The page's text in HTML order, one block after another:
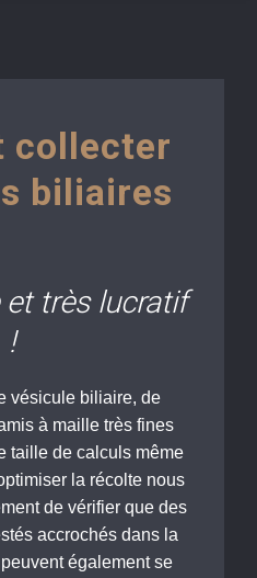
collecter
biliaires
et très lucratif
!
vésicule biliaire, de
à maille très fines
taille de calculs même
la récolte nous
de vérifier que des
accrochés dans la
également se